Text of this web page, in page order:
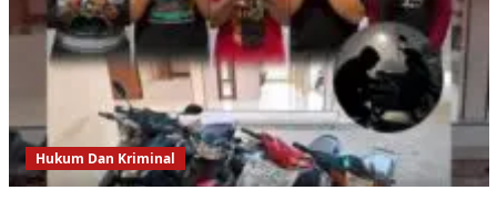
Hukum Dan Kriminal